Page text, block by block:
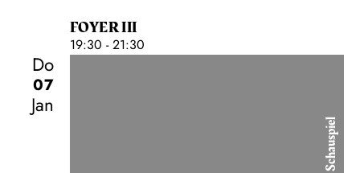
FOYER III
19:30 - 21:30
Do
07
Jan
Schauspiel